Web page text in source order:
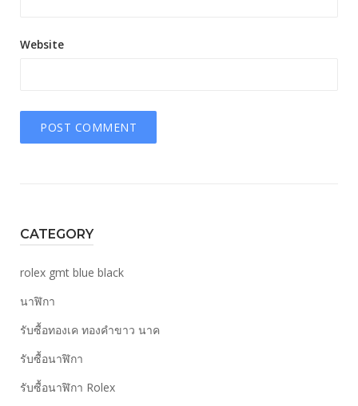
Website
CATEGORY
rolex gmt blue black
นาฬิกา
รับซื้อทองเค ทองคำขาว นาค
รับซื้อนาฬิกา
รับซื้อนาฬิกา Rolex